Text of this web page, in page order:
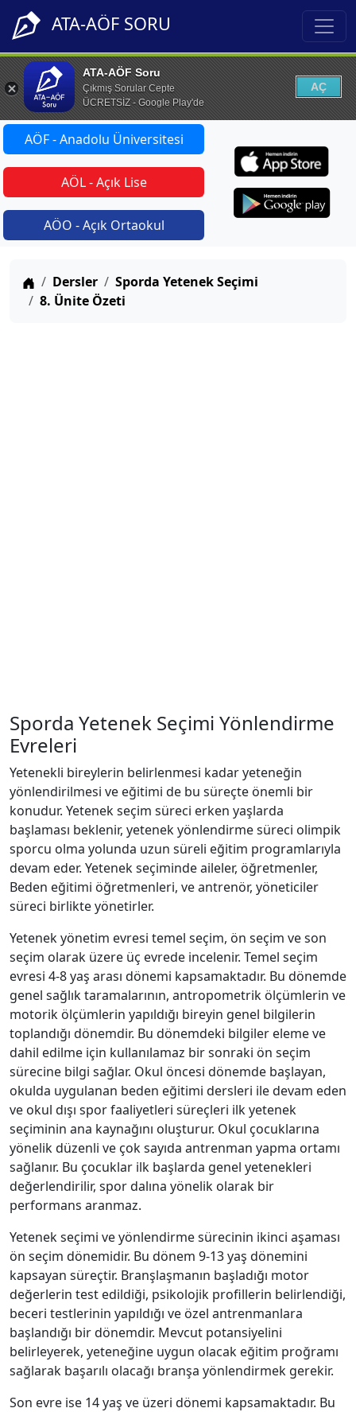
ATA-AÖF SORU
ATA-AÖF Soru
Çıkmış Sorular Cepte
ÜCRETSİZ - Google Play'de
AÇ
AÖF - Anadolu Üniversitesi
AÖL - Açık Lise
AÖO - Açık Ortaokul
Anasayfa
Dersler
Sporda Yetenek Seçimi
8. Ünite Özeti
Sporda Yetenek Seçimi Yönlendirme
Evreleri
Yetenekli bireylerin belirlenmesi kadar yeteneğin
yönlendirilmesi ve eğitimi de bu süreçte önemli bir
konudur. Yetenek seçim süreci erken yaşlarda
başlaması beklenir, yetenek yönlendirme süreci olimpik
sporcu olma yolunda uzun süreli eğitim programlarıyla
devam eder. Yetenek seçiminde aileler, öğretmenler,
Beden eğitimi öğretmenleri, ve antrenör, yöneticiler
süreci birlikte yönetirler.
Yetenek yönetim evresi temel seçim, ön seçim ve son
seçim olarak üzere üç evrede incelenir. Temel seçim
evresi 4-8 yaş arası dönemi kapsamaktadır. Bu dönemde
genel sağlık taramalarının, antropometrik ölçümlerin ve
motorik ölçümlerin yapıldığı bireyin genel bilgilerin
toplandığı dönemdir. Bu dönemdeki bilgiler eleme ve
dahil edilme için kullanılamaz bir sonraki ön seçim
sürecine bilgi sağlar. Okul öncesi dönemde başlayan,
okulda uygulanan beden eğitimi dersleri ile devam eden
ve okul dışı spor faaliyetleri süreçleri ilk yetenek
seçiminin ana kaynağını oluşturur. Okul çocuklarına
yönelik düzenli ve çok sayıda antrenman yapma ortamı
sağlanır. Bu çocuklar ilk başlarda genel yetenekleri
değerlendirilir, spor dalına yönelik olarak bir
performans aranmaz.
Yetenek seçimi ve yönlendirme sürecinin ikinci aşaması
ön seçim dönemidir. Bu dönem 9-13 yaş dönemini
kapsayan süreçtir. Branşlaşmanın başladığı motor
değerlerin test edildiği, psikolojik profillerin belirlendiği,
beceri testlerinin yapıldığı ve özel antrenmanlara
başlandığı bir dönemdir. Mevcut potansiyelini
belirleyerek, yeteneğine uygun olacak eğitim proğramı
sağlarak başarılı olacağı branşa yönlendirmek gerekir.
Son evre ise 14 yaş ve üzeri dönemi kapsamaktadır. Bu